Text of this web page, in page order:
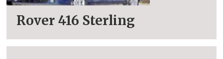
Rover 416 Sterling